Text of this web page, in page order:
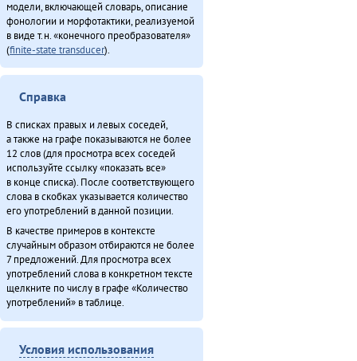
Неӈнери Этэечимни тырганин (2013)
Оларил асал денчалин (2013)
Омакта министерство хаван (2013)
Омо̄сов-брудя̄га (2012)
«Орорво иргичимнил» Китайду (2013)
Севергарду хэгды документ (2013)
Севергар икэрдули (2013)
Секция этнокультурнай алагувундули (2013)
Таткитва эмэндын (2013)
Туруӈи авгарачимнил техникумду 70 анӈанил [1] (2013)
Туруӈи авгарачимнил техникумду 70 анӈанил [2] (2013)
Турэн – илэды баин (2013)
Хавал мудана ачин (2013)
Хаварук ООО «Традиционнай Северӈи булталин» [1] (2013)
Хаварук ООО «Традиционнай Северӈи булталин» [2] (2013)
Хэгдыл, эӈэсил, савкал илэл [1] (2013)
Хэгдыл, эӈэсил, савкал илэл [2] (2013)
модели, включающей словарь, описание
фонологии и морфотактики, реализуемой
в виде т.н. «конечного преобразователя»
(finite-state transducer).
Справка
В списках правых и левых соседей,
а также на графе показываются не более
12 слов (для просмотра всех соседей
используйте ссылку «показать все»
в конце списка). После соответствующего
слова в скобках указывается количество
его употреблений в данной позиции.
В качестве примеров в контексте
случайным образом отбираются не более
7 предложений. Для просмотра всех
употреблений слова в конкретном тексте
щелкните по числу в графе «Количество
употреблений» в таблице.
Условия использования